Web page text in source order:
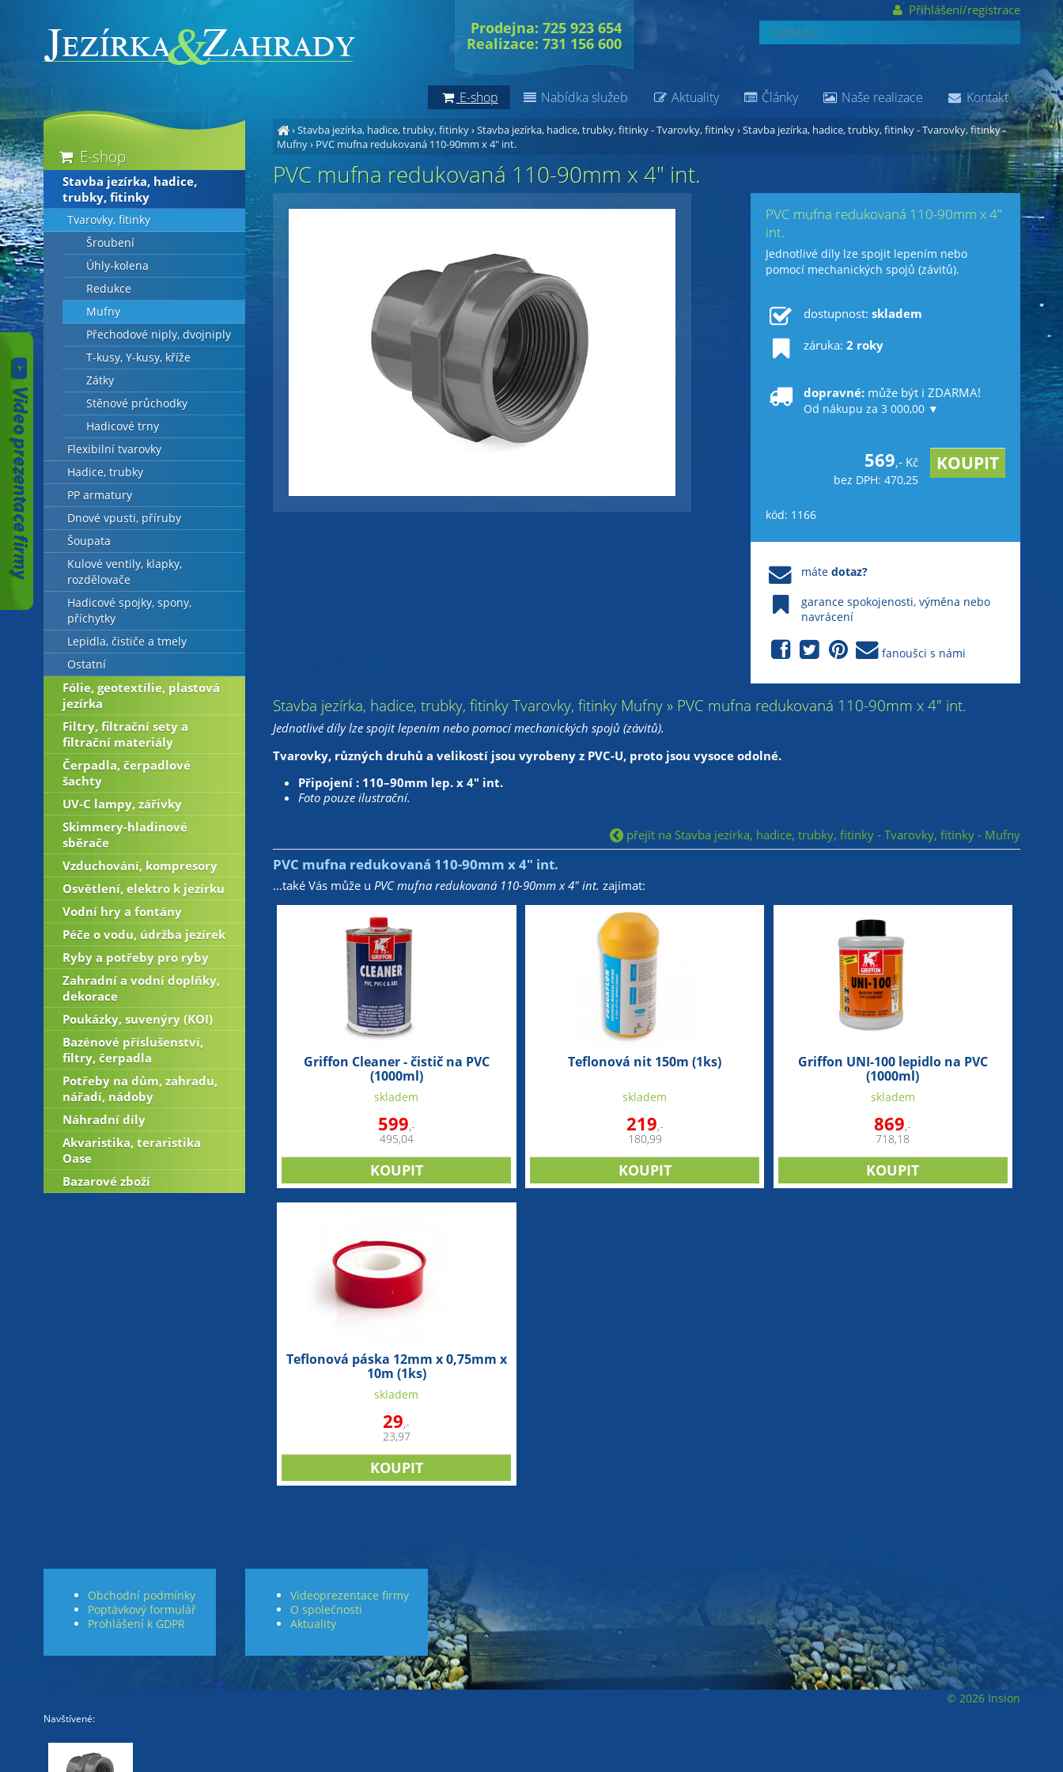
›Stavba jezírka, hadice, trubky, fitinky›Stavba jezírka, hadice, trubky, fitinky - Tvarovky, fitinky›Stavba jezírka, hadice, trubky, fitinky - Tvarovky, fitinky -
Mufny› PVC mufna redukovaná 110-90mm x 4" int.
PVC mufna redukovaná 110-90mm x 4" int.
PVC mufna redukovaná 110-90mm x 4"
int.
Jednotlivé díly lze spojit lepením nebo
pomocí mechanických spojů (závitů).
dostupnost: skladem
záruka: 2 roky
dopravné: může být i ZDARMA!
Od nákupu za 3 000,00 ▼
569,- Kč
bez DPH: 470,25
kód: 1166
mátedotaz?
garance spokojenosti, výměna nebo
navrácení
fanoušci s námi
Stavba jezírka, hadice, trubky, fitinky Tvarovky, fitinky Mufny » PVC mufna redukovaná 110-90mm x 4" int.
Jednotlivé díly lze spojit lepením nebo pomocí mechanických spojů (závitů).
Tvarovky, různých druhů a velikostí jsou vyrobeny z PVC-U, proto jsou vysoce odolné.
Připojení : 110–90mm lep. x 4" int.
Foto pouze ilustrační.
přejít na Stavba jezírka, hadice, trubky, fitinky - Tvarovky, fitinky - Mufny
PVC mufna redukovaná 110-90mm x 4" int.
...také Vás může u PVC mufna redukovaná 110-90mm x 4" int. zajímat:
Griffon Cleaner - čistič na PVC
(1000ml)
skladem
599,-
495,04
Teflonová nit 150m (1ks)
skladem
219,-
180,99
Griffon UNI-100 lepidlo na PVC
(1000ml)
skladem
869,-
718,18
Teflonová páska 12mm x 0,75mm x
10m (1ks)
skladem
29,-
23,97
E-shop
Stavba jezírka, hadice,
trubky, fitinky
Tvarovky, fitinky
Šroubení
Úhly-kolena
Redukce
Mufny
Přechodové niply, dvojniply
T-kusy, Y-kusy, kříže
Zátky
Stěnové průchodky
Hadicové trny
Flexibilní tvarovky
Hadice, trubky
PP armatury
Dnové vpusti, příruby
Šoupata
Kulové ventily, klapky,
rozdělovače
Hadicové spojky, spony,
příchytky
Lepidla, čističe a tmely
Ostatní
Fólie, geotextílie, plastová
jezírka
Filtry, filtrační sety a
filtrační materiály
Čerpadla, čerpadlové
šachty
UV-C lampy, zářivky
Skimmery-hladinové
sběrače
Vzduchování, kompresory
Osvětlení, elektro k jezírku
Vodní hry a fontány
Péče o vodu, údržba jezírek
Ryby a potřeby pro ryby
Zahradní a vodní doplňky,
dekorace
Poukázky, suvenýry (KOI)
Bazénové příslušenství,
filtry, čerpadla
Potřeby na dům, zahradu,
nářadí, nádoby
Náhradní díly
Akvaristika, teraristika
Oase
Bazarové zboží
E-shop Nabídka služeb Aktuality Články Naše realizace Kontakt
Prodejna: 725 923 654
Realizace: 731 156 600
Přihlášení/registrace
Obchodní podmínky
Poptávkový formulář
Prohlášení k GDPR
Videoprezentace firmy
O společnosti
Aktuality
© 2026 Insion
Navštívené: